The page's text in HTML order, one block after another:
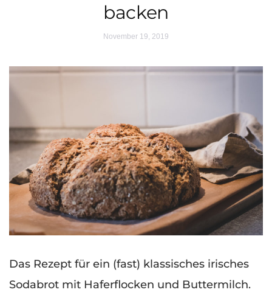
backen
November 19, 2019
Das Rezept für ein (fast) klassisches irisches
Sodabrot mit Haferflocken und Buttermilch.